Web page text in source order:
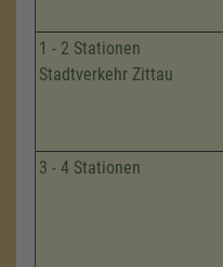
1 - 2 Stationen
Stadtverkehr Zittau
3 - 4 Stationen